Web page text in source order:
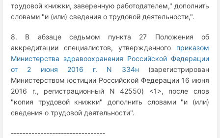
трудовой книжки, заверенную работодателем," дополнить
словами "и (или) сведения о трудовой деятельности,".
8. В абзаце седьмом пункта 27 Положения об
аккредитации специалистов, утвержденного приказом
Министерства здравоохранения Российской Федерации
от 2 июня 2016 г. N 334н (зарегистрирован
Министерством юстиции Российской Федерации 16 июня
2016 г., регистрационный N 42550) <1>, после слов
"копия трудовой книжки" дополнить словами "и (или)
сведения о трудовой деятельности".
--------------------------------